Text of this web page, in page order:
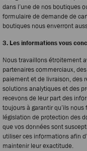
dans l’une de nos boutiques
formulaire de demande de
boutiques nous enverront
3. Les informations vous
Nous travaillons étroitement
partenaires commerciaux,
paiement et de livraison, des
solutions analytiques et des
recevons de leur part des
toujours à garantir qu’ils
législation de protection des
que vos données sont
utiliser ces informations afin
maintenir leur exactitude.